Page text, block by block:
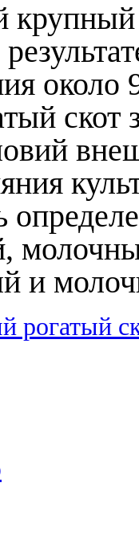
около
скот
и
рогатый